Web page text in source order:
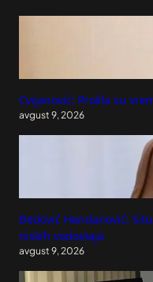
Cvijanović: Prošla su
avgust 9, 2026
Đedović Handanović:
niskih vodostaja
avgust 9, 2026